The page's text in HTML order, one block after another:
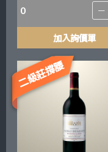
加入詢價單
二級莊撐腰